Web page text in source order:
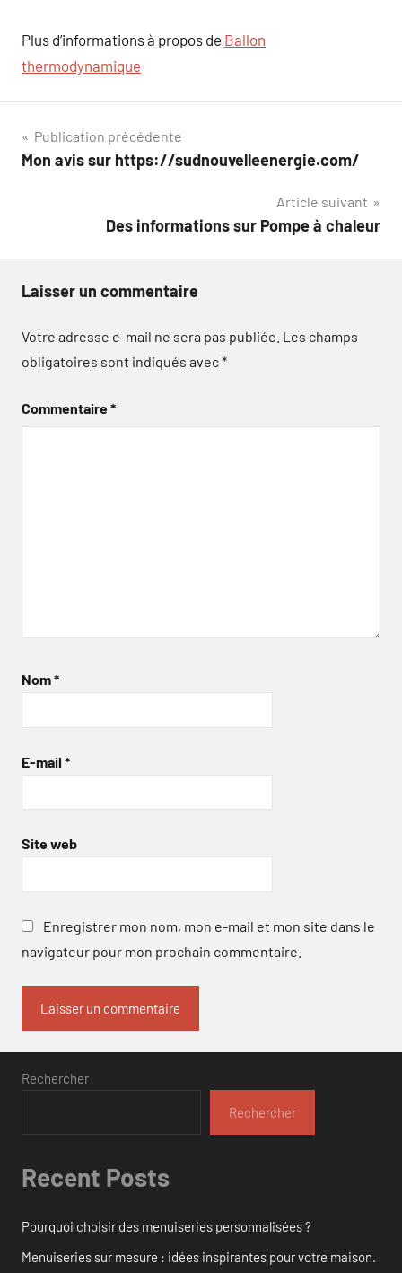
Plus d’informations à propos de Ballon
thermodynamique
Navigation
de
Publication précédente
Mon avis sur https://sudnouvelleenergie.com/
Article suivant
Des informations sur Pompe à chaleur
Laisser un commentaire
Votre adresse e-mail ne sera pas publiée. Les champs
obligatoires sont indiqués avec*
Commentaire*
Nom*
E-mail *
Site web
Enregistrer mon nom, mon e-mail et mon site dans le
navigateur pour mon prochain commentaire.
Rechercher
Rechercher
Recent Posts
Pourquoi choisir des menuiseries personnalisées ?
Menuiseries sur mesure : idées inspirantes pour votre maison.